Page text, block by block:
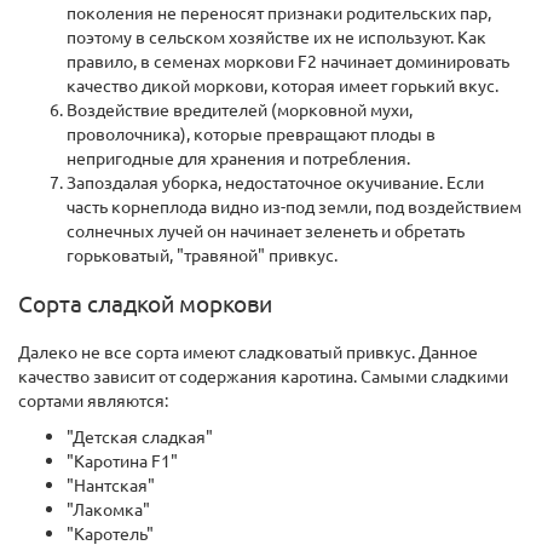
поколения не переносят признаки родительских пар,
поэтому в сельском хозяйстве их не используют. Как
правило, в семенах моркови F2 начинает доминировать
качество дикой моркови, которая имеет горький вкус.
Воздействие вредителей (морковной мухи,
проволочника), которые превращают плоды в
непригодные для хранения и потребления.
Запоздалая уборка, недостаточное окучивание. Если
часть корнеплода видно из-под земли, под воздействием
солнечных лучей он начинает зеленеть и обретать
горьковатый, "травяной" привкус.
Сорта сладкой моркови
Далеко не все сорта имеют сладковатый привкус. Данное
качество зависит от содержания каротина. Самыми сладкими
сортами являются:
"Детская сладкая"
"Каротина F1"
"Нантская"
"Лакомка"
"Каротель"